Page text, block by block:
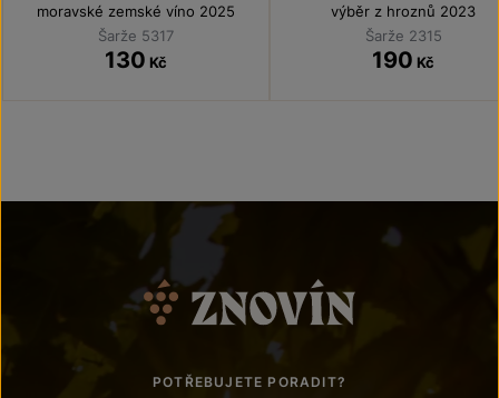
moravské zemské víno 2025
Šarže 5317
130 Kč
výběr z hroznů 2023
Šarže 2315
190 Kč
POTŘEBUJETE PORADIT?